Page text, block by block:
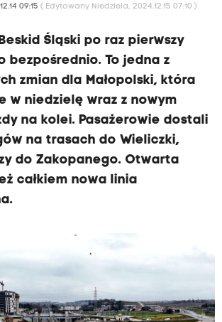
09:15 ( Edytowany Niedziela, 2024.12.15 07:10 )
Śląski po raz pierwszy
bezpośrednio. To jedna z
zmian dla Małopolski, która
w niedzielę wraz z nowym
na kolei. Pasażerowie dostali
na trasach do Wieliczki,
do Zakopanego. Otwarta
całkiem nowa linia